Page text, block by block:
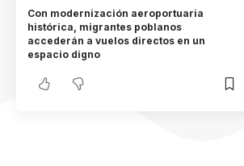
Con modernización aeroportuaria
histórica, migrantes poblanos
accederán a vuelos directos en un
espacio digno